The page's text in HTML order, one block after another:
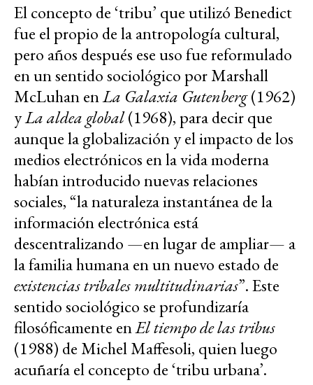
El concepto de ‘tribu’ que utilizó Benedict
fue el propio de la antropología cultural,
pero años después ese uso fue reformulado
en un sentido sociológico por Marshall
McLuhan enLa Galaxia Gutenberg(1962)
yLa aldea global(1968), para decir que
aunque la globalización y el impacto de los
medios electrónicos en la vida moderna
habían introducido nuevas relaciones
sociales, “la naturaleza instantánea de la
información electrónica está
descentralizando —en lugar de ampliar— a
la familia humana en un nuevo estado de
existencias tribales multitudinarias”. Este
sentido sociológico se profundizaría
filosóficamente enEl tiempo de las tribus
(1988) de Michel Maffesoli, quien luego
acuñaría el concepto de ‘tribu urbana’.